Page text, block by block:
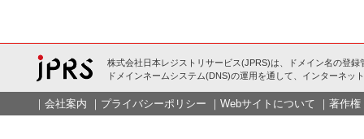
株式会社日本レジストリサービス(JPRS)は、ドメイン名の登録
ドメインネームシステム(DNS)の運用を通して、インターネッ
｜ 会社案内 ｜ プライバシーポリシー ｜ Webサイトについて ｜ 著作権